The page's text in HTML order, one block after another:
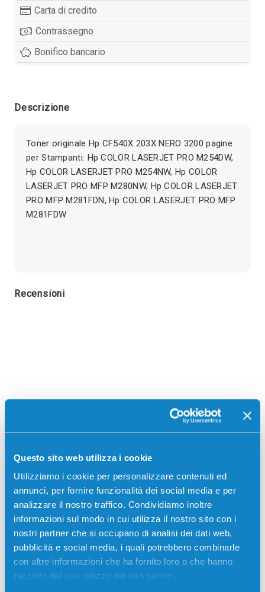
Questo sito web utilizza i cookie
Utilizziamo i cookie per personalizzare contenuti ed
annunci, per fornire funzionalità dei social media e per
analizzare il nostro traffico. Condividiamo inoltre
informazioni sul modo in cui utilizza il nostro sito con i
nostri partner che si occupano di analisi dei dati web,
pubblicità e social media, i quali potrebbero combinarle
con altre informazioni che ha fornito loro o che hanno
raccolto dal suo utilizzo dei loro servizi.
Carta di credito
Contrassegno
Bonifico bancario
Descrizione
Toner originale Hp CF540X 203X NERO 3200 pagine
per Stampanti: Hp COLOR LASERJET PRO M254DW,
Hp COLOR LASERJET PRO M254NW, Hp COLOR
LASERJET PRO MFP M280NW, Hp COLOR LASERJET
PRO MFP M281FDN, Hp COLOR LASERJET PRO MFP
M281FDW
Recensioni
Stampanti compatibili